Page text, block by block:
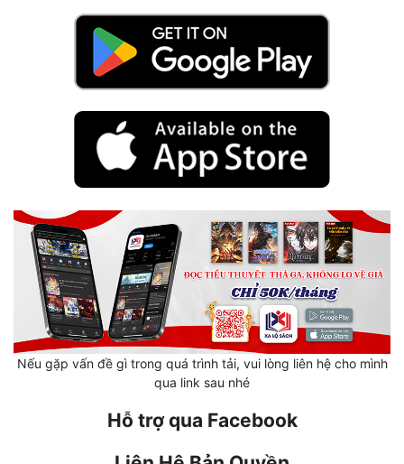
Ngược
Nữ Cường
Nữ Phụ
Phong Thủy - Tâm Linh
Nếu gặp vấn đề gì trong quá trình tải, vui lòng liên hệ cho mình
qua link sau nhé
Hỗ trợ qua Facebook